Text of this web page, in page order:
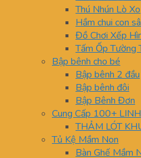
Thú Nhún Lò Xo
Hầm chui con
Đồ Chơi Xếp
Tấm Ốp Tường
Bập bênh cho bé
Bập bênh 2 đầu
Bập bênh đôi
Bập Bênh Đơn
Cung Cấp 100+
THẢM LÓT
Tủ Kệ Mầm Non
Bàn Ghế Mầm